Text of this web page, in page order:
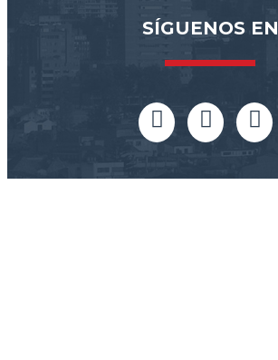
SÍGUENOS EN